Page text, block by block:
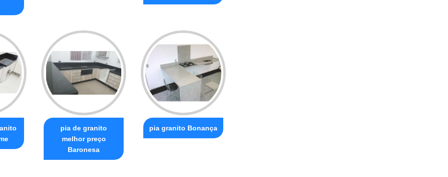
pia de granito
melhor preço
Baronesa
pia granito Bonança